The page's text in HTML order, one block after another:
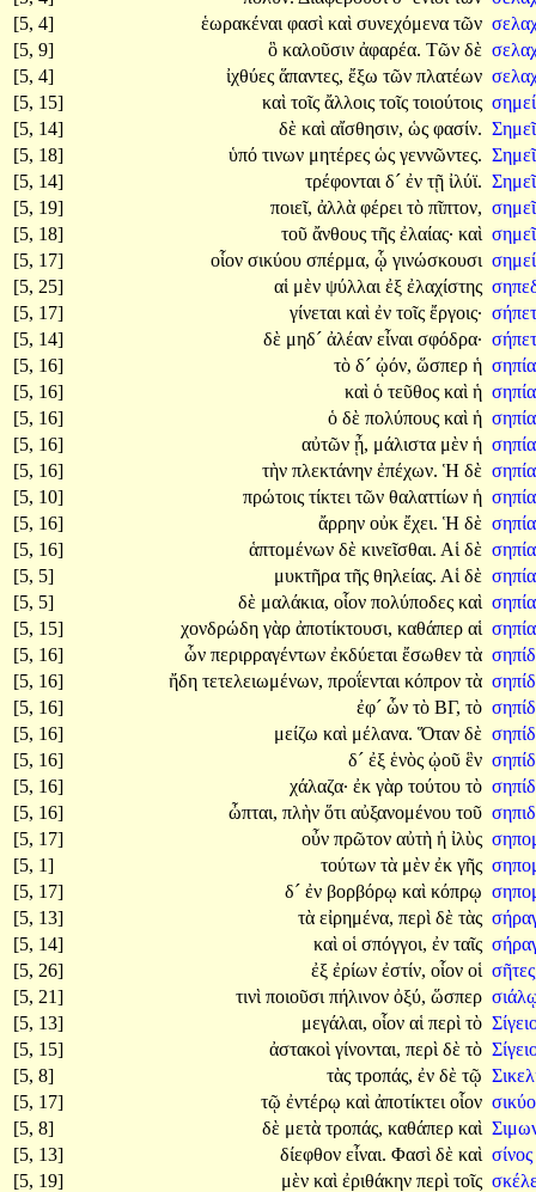
[5, 4]
ἑωρακέναι φασὶ καὶ συνεχόμενα τῶν
[5, 9]
ὃ καλοῦσιν ἀφαρέα. Τῶν δὲ
[5, 4]
ἰχθύες ἅπαντες, ἔξω τῶν πλατέων
[5, 15]
καὶ τοῖς ἄλλοις τοῖς τοιούτοις
[5, 14]
δὲ καὶ αἴσθησιν, ὡς φασίν.
[5, 18]
ὑπό τινων μητέρες ὡς γεννῶντες.
[5, 14]
τρέφονται δ´ ἐν τῇ ἰλύϊ.
[5, 19]
ποιεῖ, ἀλλὰ φέρει τὸ πῖπτον,
[5, 18]
τοῦ ἄνθους τῆς ἐλαίας· καὶ
[5, 17]
οἷον σικύου σπέρμα, ᾧ γινώσκουσι
[5, 25]
αἱ μὲν ψύλλαι ἐξ ἐλαχίστης
[5, 17]
γίνεται καὶ ἐν τοῖς ἔργοις·
[5, 14]
δὲ μηδ´ ἀλέαν εἶναι σφόδρα·
[5, 16]
τὸ δ´ ᾠόν, ὥσπερ ἡ
[5, 16]
καὶ ὁ τεῦθος καὶ ἡ
[5, 16]
ὁ δὲ πολύπους καὶ ἡ
[5, 16]
αὐτῶν ᾖ, μάλιστα μὲν ἡ
[5, 16]
τὴν πλεκτάνην ἐπέχων. Ἡ δὲ
[5, 10]
πρώτοις τίκτει τῶν θαλαττίων ἡ
[5, 16]
ἄρρην οὐκ ἔχει. Ἡ δὲ
[5, 16]
ἁπτομένων δὲ κινεῖσθαι. Αἱ δὲ
[5, 5]
μυκτῆρα τῆς θηλείας. Αἱ δὲ
[5, 5]
δὲ μαλάκια, οἷον πολύποδες καὶ
[5, 15]
χονδρώδη γὰρ ἀποτίκτουσι, καθάπερ αἱ
[5, 16]
ὧν περιρραγέντων ἐκδύεται ἔσωθεν τὰ
[5, 16]
ἤδη τετελειωμένων, προΐενται κόπρον τὰ
[5, 16]
ἐφ´ ὧν τὸ ΒΓ, τὸ
[5, 16]
μείζω καὶ μέλανα. Ὅταν δὲ
[5, 16]
δ´ ἐξ ἑνὸς ᾠοῦ ἓν
[5, 16]
χάλαζα· ἐκ γὰρ τούτου τὸ
[5, 16]
ὦπται, πλὴν ὅτι αὐξανομένου τοῦ
[5, 17]
οὖν πρῶτον αὐτὴ ἡ ἰλὺς
[5, 1]
τούτων τὰ μὲν ἐκ γῆς
[5, 17]
δ´ ἐν βορβόρῳ καὶ κόπρῳ
[5, 13]
τὰ εἰρημένα, περὶ δὲ τὰς
[5, 14]
καὶ οἱ σπόγγοι, ἐν ταῖς
[5, 26]
ἐξ ἐρίων ἐστίν, οἷον οἱ
[5, 21]
τινὶ ποιοῦσι πήλινον ὀξύ, ὥσπερ
[5, 13]
μεγάλαι, οἷον αἱ περὶ τὸ
[5, 15]
ἀστακοὶ γίνονται, περὶ δὲ τὸ
[5, 8]
τὰς τροπάς, ἐν δὲ τῷ
[5, 17]
τῷ ἐντέρῳ καὶ ἀποτίκτει οἷον
[5, 8]
δὲ μετὰ τροπάς, καθάπερ καὶ
[5, 13]
δίεφθον εἶναι. Φασὶ δὲ καὶ σίνος
[5, 19]
μὲν καὶ ἐριθάκην περὶ τοῖς